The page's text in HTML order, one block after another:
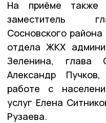
На приёме также
заместитель
Сосновского
отдела ЖКХ
Зеленина, глава
Александр
работе с
услуг Елена
Рузаева.